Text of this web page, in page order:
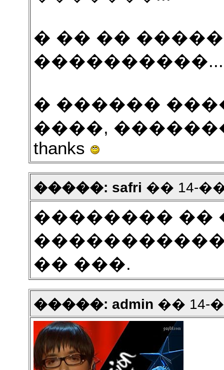
� �� ��
� ������
����, �������
thanks
�����: safri �� 14-
�������� ��
�� ���.
�����: admin �� 14-